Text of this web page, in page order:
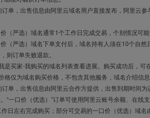
订单，出售信息由阿里云域名用户直接发布，阿里云
（严选）域名通常1个工作日完成交易，个别情况可能
（严选）域名下单支付后，域名持有人须在10个自
则订单失败退款。
是买家-我购买的域名列表查看进展。购买成功后，可
格仅为域名购买价格，不包含其他服务，域名介绍信
订单，出售信息由阿里云合作方提供，出售到期时间
“一口价（优选）”订单可使用阿里云账号余额、在
日左右完成购买；部分可交易的一口价（优选）域